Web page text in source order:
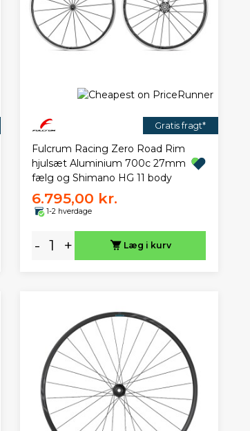
Gratis fragt*
Fulcrum Racing Zero Road Rim
hjulsæt Aluminium 700c 27mm
fælg og Shimano HG 11 body
6.795,00 kr.
1-2 hverdage
- + Læg i kurv